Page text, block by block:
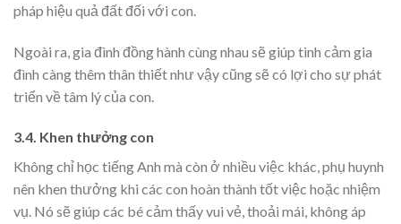
pháp hiệu quả đất đối với con.
Ngoài ra, gia đình đồng hành cùng nhau sẽ giúp tình cảm gia
đình càng thêm thân thiết như vậy cũng sẽ có lợi cho sự phát
triển về tâm lý của con.
3.4. Khen thưởng con
Không chỉ học tiếng Anh mà còn ở nhiều việc khác, phụ huynh
nên khen thưởng khi các con hoàn thành tốt việc hoặc nhiệm
vụ. Nó sẽ giúp các bé cảm thấy vui vẻ, thoải mái, không áp